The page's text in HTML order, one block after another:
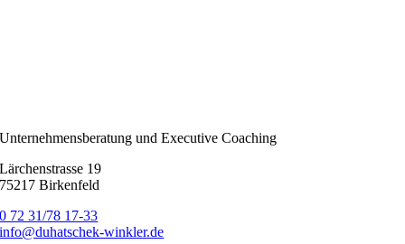
Unternehmensberatung und Executive Coaching
Lärchenstrasse 19
75217 Birkenfeld
0 72 31/78 17-33
info@duhatschek-winkler.de